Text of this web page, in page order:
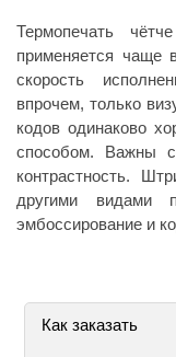
Термопечать
применяется чаще
скорость
впрочем, только
кодов одинаково
способом. Важны
контрастность.
другими видами
эмбоссирование и
Как заказать